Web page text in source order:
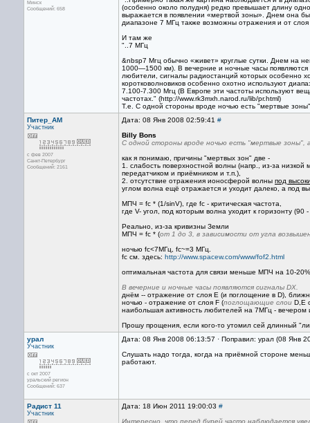
Минск
Сообщений: 658
(особенно около полудня) редко превышает длину
выражается в появлении «мертвой зоны». Днем она
диапазоне 7 МГц также возможны отражения и от слоя
И там же
"..7 МГц
&nbsp7 Мгц обычно «живет» круглые сутки. Днем на
1000—1500 км). В вечерние и ночные часы
любители, сигналы радиостанций которых особенно
коротковолновиков особенно охотно используют
7.100-7.300 Мгц (В Европе эти частоты используют
частотах." (http://www.rk3mxh.narod.ru/lib/pr.html)
Т.е. С одной стороны вроде ночью есть "мертвые
Питер_AM
Участник
с фев 2007
Санкт-Петербург
Сообщений: 2161
Дата: 08 Янв 2008 02:59:41 #
Billy Bons
С одной стороны вроде ночью есть "мертвые зоны",
как я понимаю, причины "мертвых зон" две -
1. слабость поверхностной волны (напр., из-за
передатчиком и приёмником и т.п.),
2. отсутствие отражения ионосферой волны под
углом волна ещё отражается и уходит далеко, а под
МПЧ = fc * (1/sinV), где fc - критическая частота,
где V- угол, под которым волна уходит к горизонту
Реально, из-за кривизны Земли
МПЧ = fc * (от 1 до 3, в зависимости от угла
ночью fc<7МГц, fc~=3 МГц.
fc см. здесь: http://www.spacew.com/www/fof2.html
оптимальная частота для связи меньше МПЧ на 10-
В вечерние и ночные часы появляются сигналы DX.
днём -- отражение от слоя E (и поглощение в D),
ночью - отражение от слоя F (поглощающие слои D,E
наибольшая активность любителей на 7МГц - вечером
Прошу прощения, если кого-то утомил сей длинный
урал
Участник
с окт 2007
уральский регион
Сообщений: 637
Дата: 08 Янв 2008 06:13:57 · Поправил: урал (08 Янв
Слушать надо тогда, когда на приёмной стороне
работают.
Радист 11
Участник
Дата: 18 Июн 2011 19:00:03 #
Интересно, что перед бурей часто наблюдается